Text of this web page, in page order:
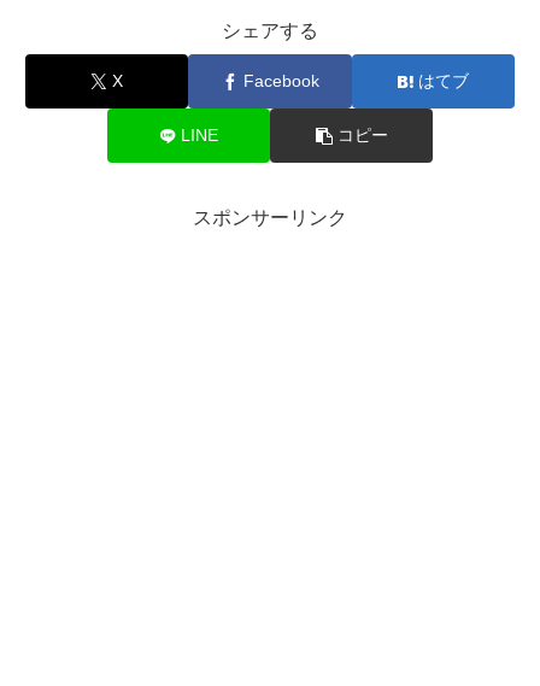
シェアする
X Facebook はてブ
LINE コピー
スポンサーリンク